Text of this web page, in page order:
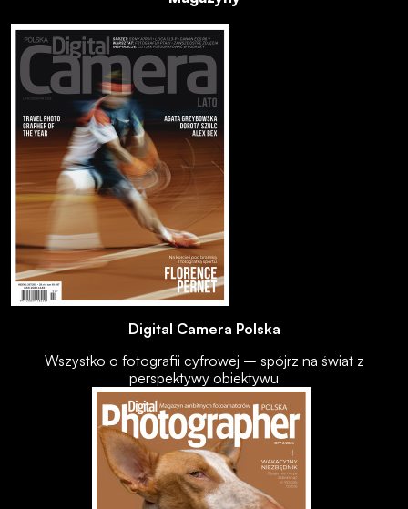
Digital Camera Polska
Wszystko o fotografii cyfrowej – spójrz na świat z
perspektywy obiektywu